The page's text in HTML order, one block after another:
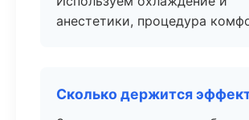
анестетики, процедура
Сколько держится